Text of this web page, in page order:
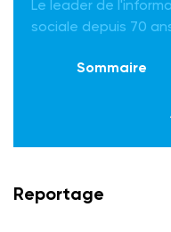
Le leader de
sociale depuis 70
Sommaire
Reportage